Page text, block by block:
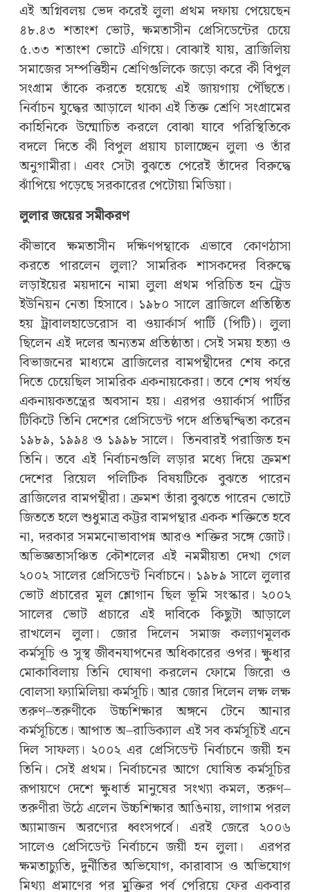
এই অগ্নিবলয় ভেদ করেই লুলা প্রথম দফায় পেয়েছেন
৪৮.৪৩ শতাংশ ভোট, ক্ষমতাসীন প্রেসিডেন্টের চেয়ে
৫.৩৩ শতাংশ ভোটে এগিয়ে। বোঝাই যায়, ব্রাজিলিয়
সমাজের সম্পত্তিহীন শ্রেণিগুলিকে জড়ো করে কী বিপুল
সংগ্রাম তাঁকে করতে হয়েছে এই জায়গায় পৌঁছতে।
নির্বাচন যুদ্ধের আড়ালে থাকা এই তিক্ত শ্রেণি সংগ্রামের
কাহিনিকে উন্মোচিত করলে বোঝা যাবে পরিস্থিতিকে
বদলে দিতে কী বিপুল প্রয়ায চালাচ্ছেন লুলা ও তাঁর
অনুগামীরা। এবং সেটা বুঝতে পেরেই তাঁদের বিরুদ্ধে
ঝাঁপিয়ে পড়েছে সরকারের পেটোয়া মিডিয়া।
লুলার জয়ের সমীকরণ
কীভাবে ক্ষমতাসীন দক্ষিণপন্থাকে এভাবে কোণঠাসা
করতে পারলেন লুলা? সামরিক শাসকদের বিরুদ্ধে
লড়াইয়ের ময়দানে নামা লুলা প্রথম পরিচিত হন ট্রেড
ইউনিয়ন নেতা হিসাবে। ১৯৮০ সালে ব্রাজিলে প্রতিষ্ঠিত
হয় ট্রাবালহাডেরোস বা ওয়ার্কার্স পার্টি (পিটি)। লুলা
ছিলেন এই দলের অন্যতম প্রতিষ্ঠাতা। সেই সময় হত্যা ও
বিভাজনের মাধ্যমে ব্রাজিলের বামপন্থীদের শেষ করে
দিতে চেয়েছিল সামরিক একনায়কেরা। তবে শেষ পর্যন্ত
একনা‌য়কতন্ত্রের অবসান হয়। এরপর ওয়ার্কার্স পার্টির
টিকিটে তিনি দেশের প্রেসিডেন্ট পদে প্রতিদ্বন্দ্বিতা করেন
১৯৮৯, ১৯৯৪ ও ১৯৯৮ সালে। তিনবারই পরাজিত হন
তিনি। তবে এই নির্বাচনগুলি লড়ার মধ্যে দিয়ে ক্রমশ
দেশের রিয়েল পলিটিক বিষয়টিকে বুঝতে পারেন
ব্রাজিলের বামপন্থীরা। ক্রমশ তাঁরা বুঝতে পারেন ভোটে
জিততে হলে শুধুমাত্র কট্টর বামপন্থার একক শক্তিতে হবে
না, দরকার সমমনোভাবাপন্ন আরও শক্তির সঙ্গে জোট।
অভিজ্ঞতাসঞ্চিত কৌশলের এই নমমীয়তা দেখা গেল
২০০২ সালের প্রেসিডেন্ট নির্বাচনে। ১৯৮৯ সালে লুলার
ভোট প্রচারের মূল শ্লোগান ছিল ভূমি সংস্কার। ২০০২
সালের ভোট প্রচারে এই দাবিকে কিছুটা আড়ালে
রাখলেন লুলা। জোর দিলেন সমাজ কল্যাণমূলক
কর্মসূচি ও সুস্থ জীবনযাপনের অধিকারের ওপর। ক্ষুধার
মোকাবিলায় তিনি ঘোষণা করলেন ফোমে জিরো ও
বোলসা ফ্যামিলিয়া কর্মসূচি। আর জোর দিলেন লক্ষ লক্ষ
তরুণ‌–তরুণীকে উচ্চশিক্ষার অঙ্গনে টেনে আনার
কর্মসূচিতে। আপাত অ–রাডিক্যাল এই সব কর্মসূচিই এনে
দিল সাফল্য। ২০০২ এর প্রেসিডেন্ট নির্বাচনে জয়ী হন
তিনি। সেই প্রথম। নির্বাচনের আগে ঘোষিত কর্মসূচির
রূপায়ণে দেশে ক্ষুধার্ত মানুষের সংখ্যা কমল, তরুণ–
তরুণীরা উঠে এলেন উচ্চশিক্ষার আঙিনায়, লাগাম পরল
অ্যামাজন অরণ্যের ধ্বংসপর্বে। এরই জেরে ২০০৬
সালেও প্রেসিডেন্ট নির্বাচনে জয়ী হন লুলা। এরপর
ক্ষমতাচ্যুতি, দুর্নীতির অভিযোগ, কারাবাস ও অভিযোগ
মিথ্যা প্রমাণের পর মুক্তির পর্ব পেরিয়ে ফের একবার